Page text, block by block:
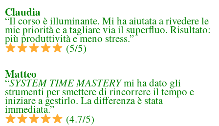
Claudia
“Il corso è illuminante. Mi ha aiutata a rivedere le
mie priorità e a tagliare via il superfluo. Risultato:
più produttività e meno stress.”
(5/5)
Matteo
“SYSTEM TIME MASTERYmi ha dato gli
strumenti per smettere di rincorrere il tempo e
iniziare a gestirlo. La differenza è stata
immediata.”
(4.7/5)